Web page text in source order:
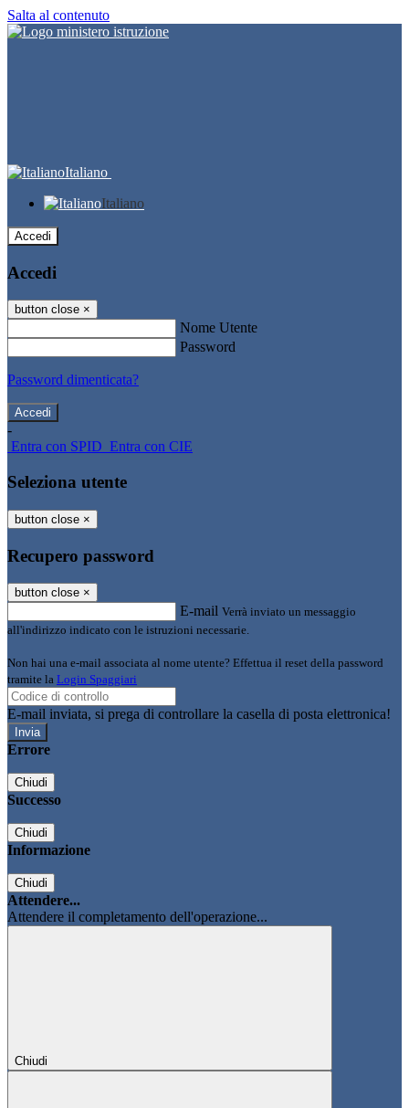
Salta al contenuto
Italiano
Italiano
Accedi
Accedi
button close ×
Nome Utente
Password
Password dimenticata?
-
Entra con SPID Entra con CIE
Seleziona utente
button close ×
Recupero password
button close ×
E-mail Verrà inviato un messaggio
all'indirizzo indicato con le istruzioni necessarie.
Non hai una e-mail associata al nome utente? Effettua il reset della password
tramite la Login Spaggiari
E-mail inviata, si prega di controllare la casella di posta elettronica!
Errore
Chiudi
Successo
Chiudi
Informazione
Chiudi
Attendere...
Attendere il completamento dell'operazione...
Chiudi